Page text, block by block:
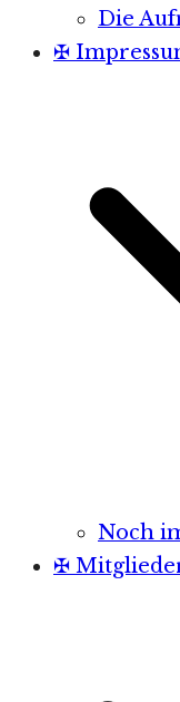
Die
✠
Noch
✠